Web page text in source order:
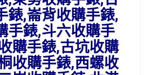
錶,崙背收購手錶,
手錶,斗六收購手
購手錶,古坑收購
收購手錶,西螺收